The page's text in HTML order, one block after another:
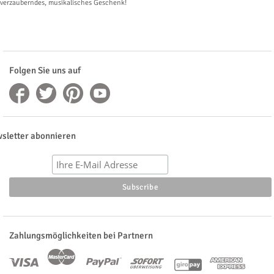
verzauberndes, musikalisches Geschenk!
Folgen Sie uns auf
abonnieren
Zahlungsmöglichkeiten bei Partnern